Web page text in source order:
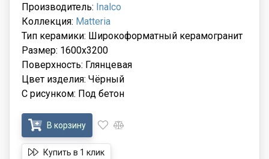
Производитель: Inalco
Коллекция: Matteria
Тип керамики: Широкоформатный керамогранит
Размер: 1600x3200
Поверхность: Глянцевая
Цвет изделия: Чёрный
С рисунком: Под бетон
В корзину
Купить в 1 клик